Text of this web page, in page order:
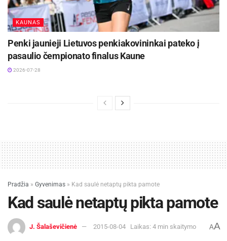
KAUNAS
Penki jaunieji Lietuvos penkiakovininkai pateko į
pasaulio čempionato finalus Kaune
2026-07-28
Pradžia » Gyvenimas » Kad saulė netaptų pikta pamote
Kad saulė netaptų pikta pamote
J. Šalaševičienė 2015-08-04 Laikas: 4 min skaitymo AA